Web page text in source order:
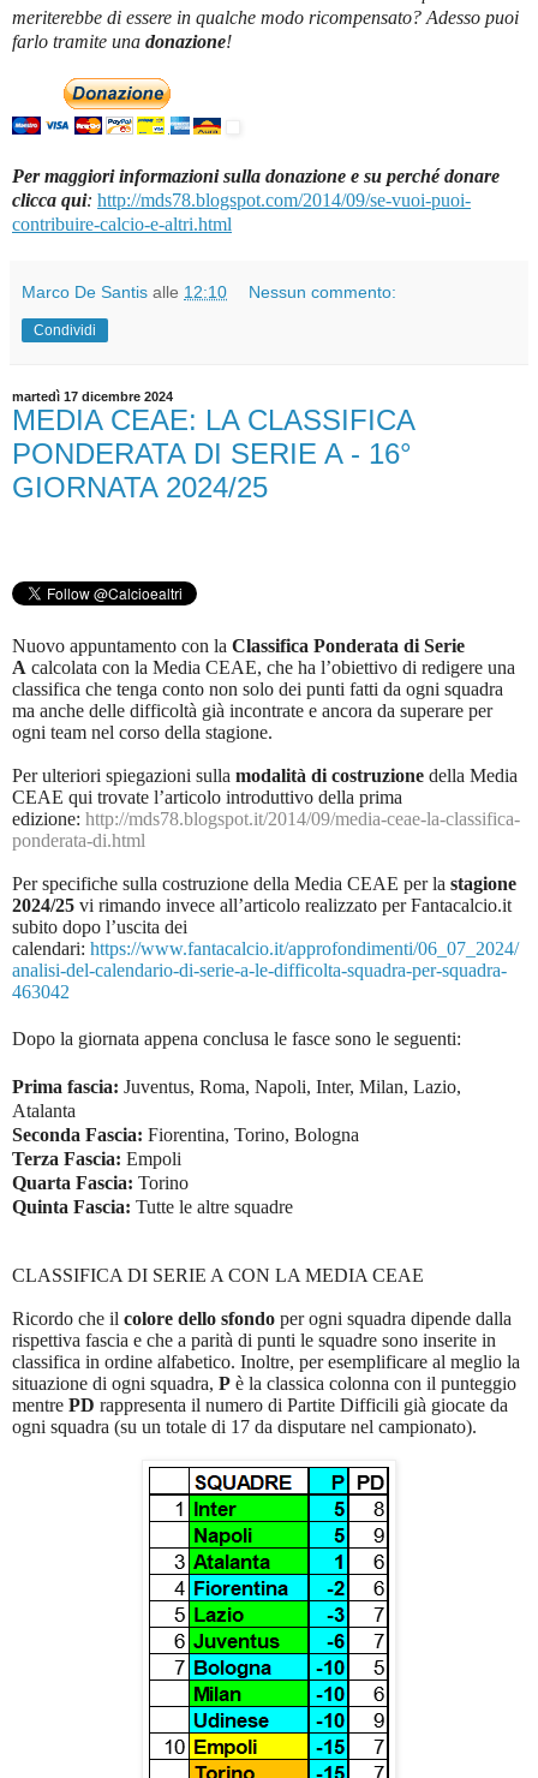
meriterebbe di essere in qualche modo ricompensato? Adesso puoi
farlo tramite una donazione!
Per maggiori informazioni sulla donazione e su perché donare
clicca qui: http://mds78.blogspot.com/2014/09/se-vuoi-puoi-
contribuire-calcio-e-altri.html
Marco De Santis alle 12:10 Nessun commento:
Condividi
martedì 17 dicembre 2024
MEDIA CEAE: LA CLASSIFICA
PONDERATA DI SERIE A - 16°
GIORNATA 2024/25
Nuovo appuntamento con la Classifica Ponderata di Serie
A calcolata con la Media CEAE, che ha l’obiettivo di redigere una
classifica che tenga conto non solo dei punti fatti da ogni squadra
ma anche delle difficoltà già incontrate e ancora da superare per
ogni team nel corso della stagione.
Per ulteriori spiegazioni sulla modalità di costruzione della Media
CEAE qui trovate l’articolo introduttivo della prima
edizione: http://mds78.blogspot.it/2014/09/media-ceae-la-classifica-
ponderata-di.html
Per specifiche sulla costruzione della Media CEAE per la stagione
2024/25 vi rimando invece all’articolo realizzato per Fantacalcio.it
subito dopo l’uscita dei
calendari: https://www.fantacalcio.it/approfondimenti/06_07_2024/
analisi-del-calendario-di-serie-a-le-difficolta-squadra-per-squadra-
463042
Dopo la giornata appena conclusa le fasce sono le seguenti:
Prima fascia: Juventus, Roma, Napoli, Inter, Milan, Lazio,
Atalanta
Seconda Fascia: Fiorentina, Torino, Bologna
Terza Fascia: Empoli
Quarta Fascia: Torino
Quinta Fascia: Tutte le altre squadre
CLASSIFICA DI SERIE A CON LA MEDIA CEAE
Ricordo che il colore dello sfondo per ogni squadra dipende dalla
rispettiva fascia e che a parità di punti le squadre sono inserite in
classifica in ordine alfabetico. Inoltre, per esemplificare al meglio la
situazione di ogni squadra, P è la classica colonna con il punteggio
mentre PD rappresenta il numero di Partite Difficili già giocate da
ogni squadra (su un totale di 17 da disputare nel campionato).